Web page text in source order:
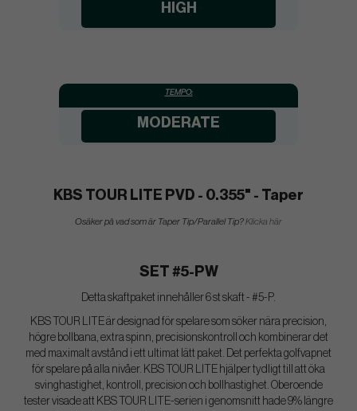
HIGH
TEMPO:
MODERATE
KBS TOUR LITE PVD - 0.355" - Taper
Osäker på vad som är Taper Tip/Parallel Tip?Klicka här
SET #5-PW
Detta skaftpaket innehåller 6 st skaft - #5-P.
KBS TOUR LITE är designad för spelare som söker nära precision,
högre bollbana, extra spinn, precisionskontroll och kombinerar det
med maximalt avstånd i ett ultimat lätt paket. Det perfekta golfvapnet
för spelare på alla nivåer. KBS TOUR LITE hjälper tydligt till att öka
svinghastighet, kontroll, precision och bollhastighet. Oberoende
tester visade att KBS TOUR LITE-serien i genomsnitt hade 9% längre